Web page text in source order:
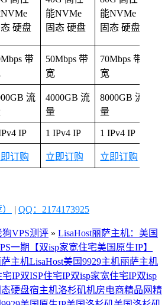
态 硬盘
能NVMe
固态 硬盘
能NVMe
固态 硬盘
带
50Mbps 带
宽
70Mbps 带
宽
流
4000GB 流
量
8000GB 流
量
IP 1 IPv4 IP 1 IPv4 IP
订购 立即订购 立即订购
| QQ：2174173925
狗VPS测评 » LisaHost丽萨主机：美国
一期【双isp家宽住宅美国原生IP】
萨主机LisaHost美国9929主机丽萨主机
宅IP双ISP住宅IP双isp家宽住宅IP双isp
态硬盘宿主机洛杉矶机房电商精品网精